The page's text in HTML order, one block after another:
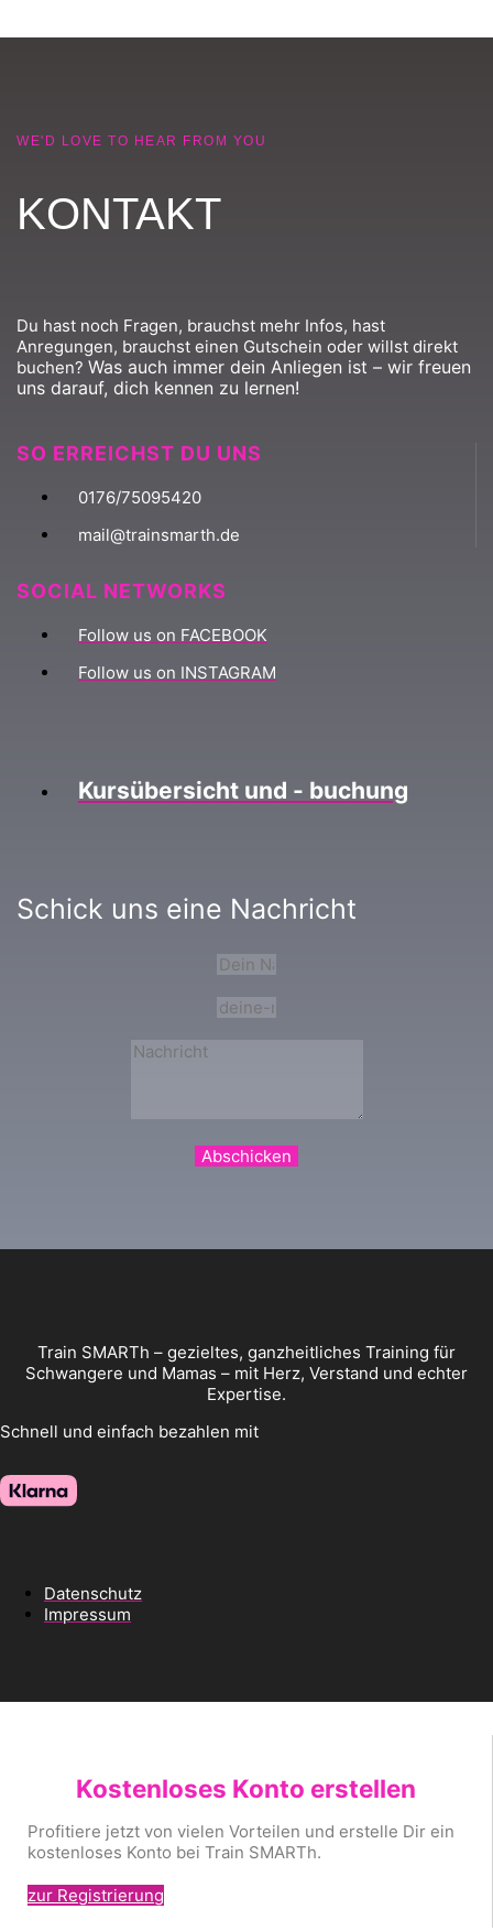
WE'D LOVE TO HEAR FROM YOU
KONTAKT
Du hast noch Fragen, brauchst mehr Infos, hast
Anregungen, brauchst einen Gutschein oder willst direkt
buchen? Was auch immer dein Anliegen ist – wir freuen
uns darauf, dich kennen zu lernen!
SO ERREICHST DU UNS
0176/75095420
mail@trainsmarth.de
SOCIAL NETWORKS
Follow us on FACEBOOK
Follow us on INSTAGRAM
Kursübersicht und - buchung
Schick uns eine Nachricht
Abschicken
Train SMARTh – gezieltes, ganzheitliches Training für
Schwangere und Mamas – mit Herz, Verstand und echter
Expertise.
Schnell und einfach bezahlen mit
Datenschutz
Impressum
Kostenloses Konto erstellen
Profitiere jetzt von vielen Vorteilen und erstelle Dir ein
kostenloses Konto bei Train SMARTh.
zur Registrierung